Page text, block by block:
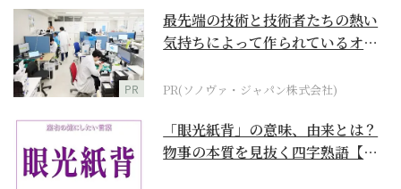
PR
最先端の技術と技術者たちの熱い
気持ちによって作られているオー
PR(ソノヴァ・ジャパン株式会社)
「眼光紙背」の意味、由来とは？
物事の本質を見抜く四字熟語【座